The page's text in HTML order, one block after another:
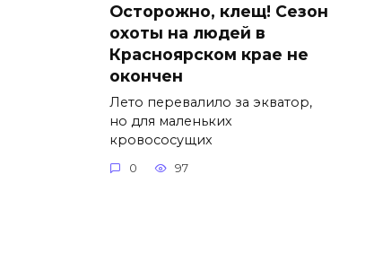
Осторожно, клещ! Сезон
охоты на людей в
Красноярском крае не
окончен
Лето перевалило за экватор,
но для маленьких
кровососущих
0 97